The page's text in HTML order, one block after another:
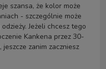
szansa, że kolor może
- szczególnie może
Jeżeli chcesz tego
Kankena przez 30-
zanim zaczniesz